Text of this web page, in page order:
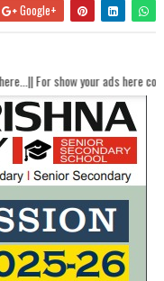
Google+
your ads here contact